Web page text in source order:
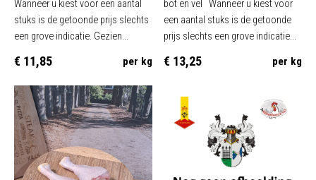
Wanneer u kiest voor een aantal
stuks is de getoonde prijs slechts
een grove indicatie. Gezien...
€ 11,85 per kg
bot en vel Wanneer u kiest voor
een aantal stuks is de getoonde
prijs slechts een grove indicatie...
€ 13,25 per kg